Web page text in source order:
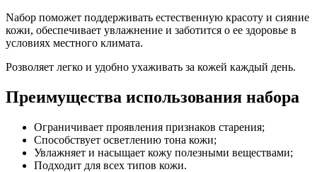
Nабор поможет поддерживать естественную красоту и сияние
кожи, обеспечивает увлажнение и заботится о ее здоровье в
условиях местного климата.
Pозволяет легко и удобно ухаживать за кожей каждый день.
Преимущества использования набора
Ограничивает проявления признаков старения;
Способствует осветлению тона кожи;
Увлажняет и насыщает кожу полезными веществами;
Подходит для всех типов кожи.